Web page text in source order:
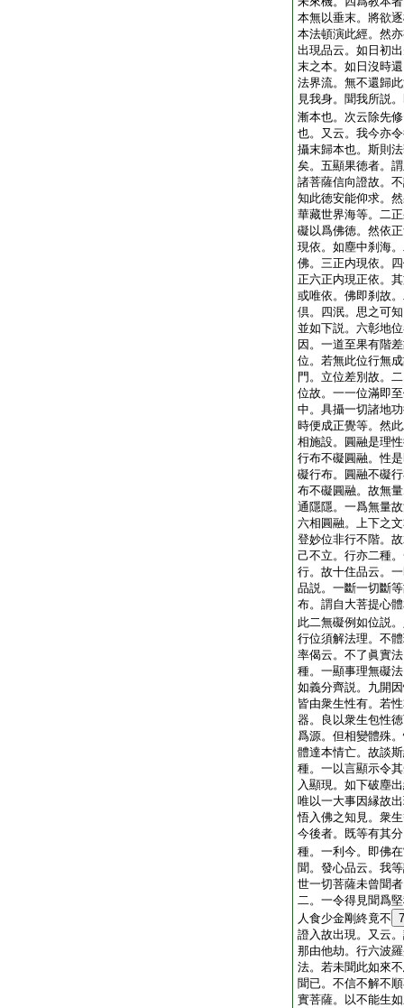
本無以垂末。將欲
本法頓演此經。然
出現品云。如日初
末之本。如日沒時
法界流。無不還歸
見我身。聞我所説
漸本也。次云除先
也。又云。我今亦
攝末歸本也。斯則
矣。五顯果徳者。
諸菩薩信向證故。
知此徳安能仰求。
華藏世界海等。二
礙以爲佛徳。然依
現依。如塵中刹海
佛。三正内現依。
正六正内現正依。
或唯依。佛即刹故
倶。四泯。思之可
並如下説。六彰地
因。一道至果有階
位。若無此位行無
門。立位差別故。
位故。一一位滿即
中。具攝一切諸地
時便成正覺等。然
相施設。圓融是理
行布不礙圓融。性
礙行布。圓融不礙
布不礙圓融。故無
通隱隱。一爲無量
六相圓融。上下之
登妙位非行不階。
己不立。行亦二種
行。故十住品云。
品説。一斷一切斷
布。謂自大菩提心
此二無礙例如位説
行位須解法理。不
率偈云。不了眞實
種。一顯事理無礙
如義分齊説。九開
皆由衆生性有。若
器。良以衆生包性
爲源。但相變體殊
體達本情亡。故談
種。一以言顯示令
入顯現。如下破塵
唯以一大事因縁故
悟入佛之知見。衆
今後者。既等有其
種。一利今。即佛
聞。發心品云。我
世一切菩薩未曾聞
二。一令得見聞爲
人食少金剛終竟不 7
證入故出現。又云
那由他劫。行六波
法。若未聞此如來
聞已。不信不解不
實菩薩。以不能生